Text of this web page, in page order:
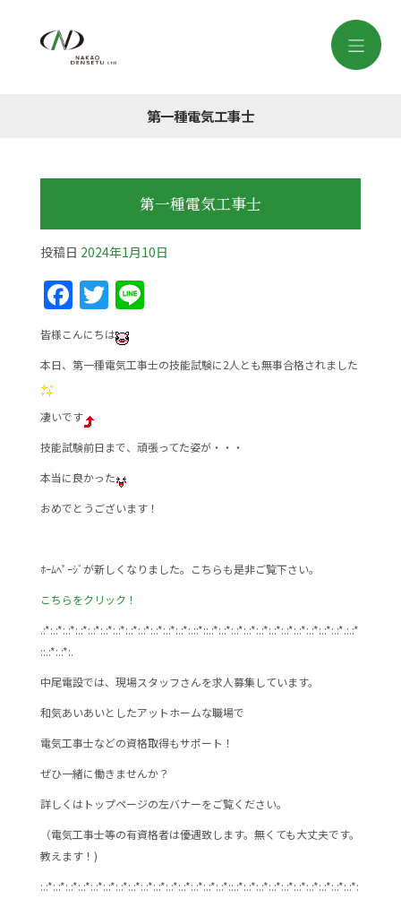
第一種電気工事士
第一種電気工事士
投稿日 2024年1月10日
F
a
c
e
b
o
o
k
T
w
itt
er
Li
e
皆様こんにちは
本日、第一種電気工事士の技能試験に2人とも無事合格されました
凄いです
技能試験前日まで、頑張ってた姿が・・・
本当に良かった
おめでとうございます！
ﾎｰﾑﾍﾟｰｼﾞが新しくなりました。こちらも是非ご覧下さい。
こちらをクリック！
.:*:.:*:.:*:.:*:.:*:.:*:.:*:.:*:.:*:.:*:.:*:.:*:.::*::.:*:.:*:.:*:.:*:.:*:.:*:.:*:.:*:.:*:.:*:.:*.:.:*
::.:*:.:*:.
中尾電設では、現場スタッフさんを求人募集しています。
和気あいあいとしたアットホームな職場で
電気工事士などの資格取得もサポート！
ぜひ一緒に働きませんか？
詳しくはトップページの左バナーをご覧ください。
（電気工事士等の有資格者は優遇致します。無くても大丈夫です。
教えます！)
:.:*:.:*:.:*:.:*:.:*:.:*:.:*:.:*:.:*:.:*:.:*:.:*:.:*:.:*:.:*::.:*:.:*:.:*:.:*:.:*:.:*:.:*:.:*:.:*:.:*: